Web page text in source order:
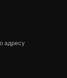
адресу